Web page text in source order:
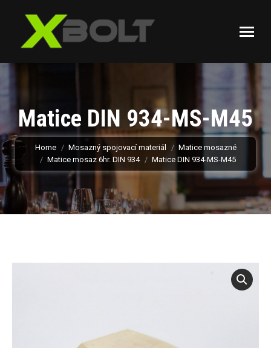
Matice DIN 934-MS-M45
You are here:
Home Mosazný spojovací materiál
Matice mosazné
Matice mosaz 6hr. DIN 934
Matice DIN 934-MS-M45